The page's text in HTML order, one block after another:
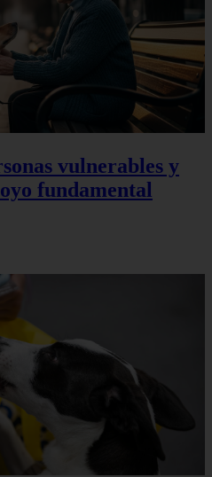
vulnerables y
fundamental